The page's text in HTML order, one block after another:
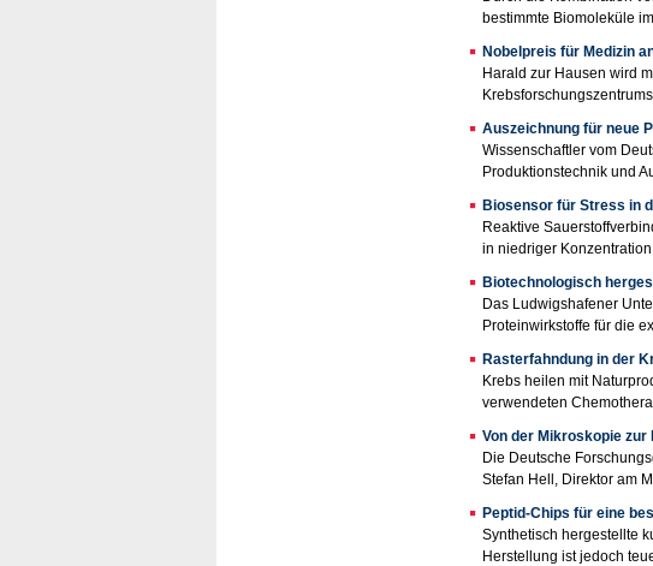
bestimmte Biomoleküle
Nobelpreis für Medizin
Harald zur Hausen wird
Auszeichnung für neue
Wissenschaftler vom
Produktionstechnik und
Biosensor für Stress in
Reaktive
in niedriger
Biotechnologisch
Das Ludwigshafener
Proteinwirkstoffe für die
Rasterfahndung in der
Krebs heilen mit
verwendeten
Von der Mikroskopie zur
Die Deutsche
Stefan Hell, Direktor am
Peptid-Chips für eine
Synthetisch hergestellte
Herstellung ist jedoch